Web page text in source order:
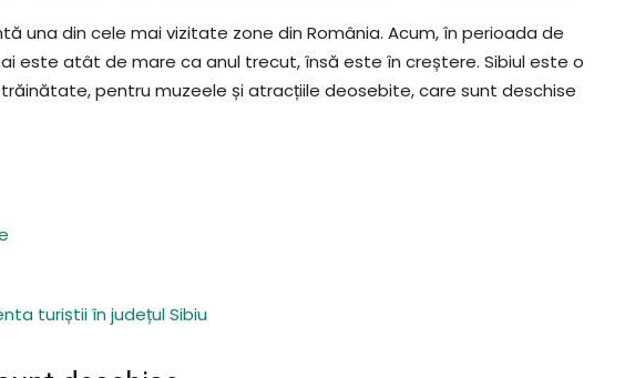
una din cele mai vizitate zone din România. Acum, în perioada de
este atât de mare ca anul trecut, însă este în creștere. Sibiul este o
pentru muzeele și atracțiile deosebite, care sunt deschise
turiștii în județul Sibiu